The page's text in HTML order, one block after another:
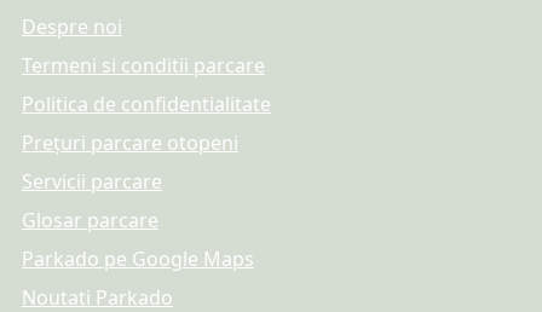
Despre noi
Termeni si conditii parcare
Politica de confidentialitate
Prețuri parcare otopeni
Servicii parcare
Glosar parcare
Parkado pe Google Maps
Noutati Parkado